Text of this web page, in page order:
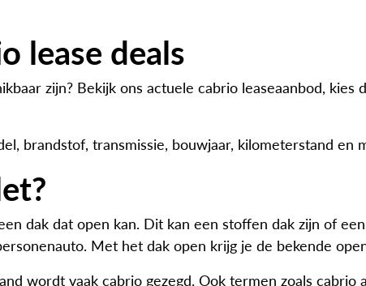
lease deals
zijn? Bekijk ons actuele cabrio leaseaanbod,
brandstof, transmissie, bouwjaar, kilometerstand en
dak dat open kan. Dit kan een stoffen dak zijn of
Met het dak open krijg je de bekende
wordt vaak cabrio gezegd. Ook termen zoals